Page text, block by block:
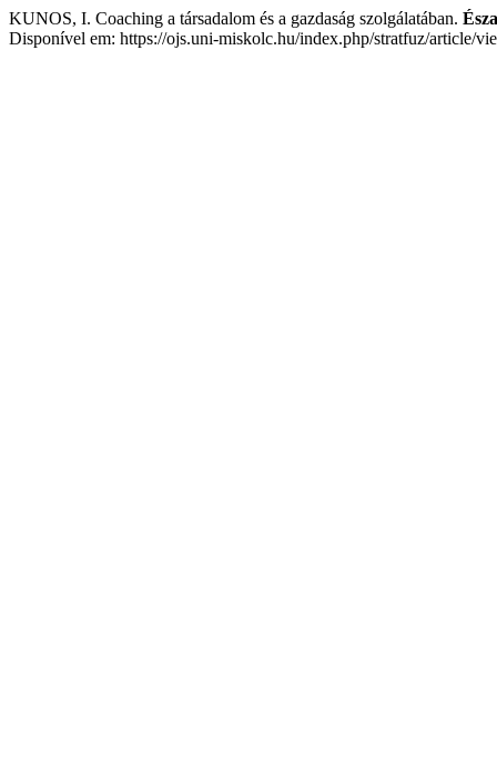
KUNOS, I. Coaching a társadalom és a gazdaság szolgálatában.
Disponível em: https://ojs.uni-miskolc.hu/index.php/stratfuz/article/